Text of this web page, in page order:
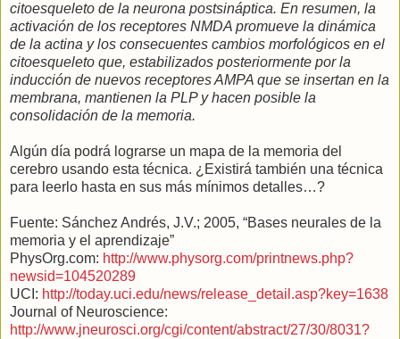
citoesqueleto de la neurona postsináptica. En resumen, la
activación de los receptores NMDA promueve la dinámica
de la actina y los consecuentes cambios morfológicos en el
citoesqueleto que, estabilizados posteriormente por la
inducción de nuevos receptores AMPA que se insertan en la
membrana, mantienen la PLP y hacen posible la
consolidación de la memoria.
Algún día podrá lograrse un mapa de la memoria del
cerebro usando esta técnica. ¿Existirá también una técnica
para leerlo hasta en sus más mínimos detalles…?
Fuente: Sánchez Andrés, J.V.; 2005, “Bases neurales de la
memoria y el aprendizaje”
PhysOrg.com: http://www.physorg.com/printnews.php?
newsid=104520289
UCI: http://today.uci.edu/news/release_detail.asp?key=1638
Journal of Neuroscience:
http://www.jneurosci.org/cgi/content/abstract/27/30/8031?